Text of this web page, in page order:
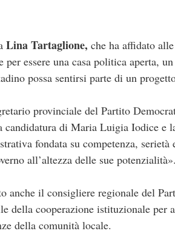
Lina Tartaglione, che ha affidato
per essere una casa politica aperta,
possa sentirsi parte di un
provinciale del Partito
di Maria Luigia Iodice e
fondata su competenza,
all’altezza delle sue potenzialità».
anche il consigliere regionale del
della cooperazione istituzionale per
della comunità locale.